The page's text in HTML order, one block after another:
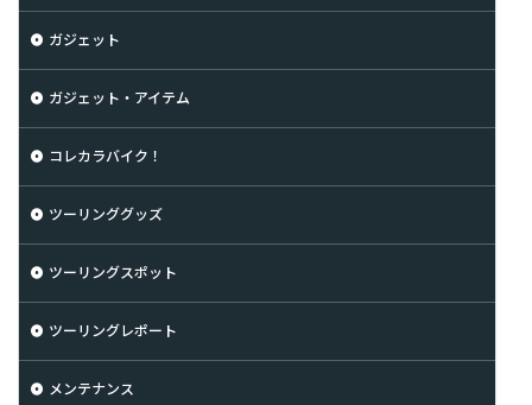
ガジェット
ガジェット・アイテム
コレカラバイク！
ツーリンググッズ
ツーリングスポット
ツーリングレポート
メンテナンス